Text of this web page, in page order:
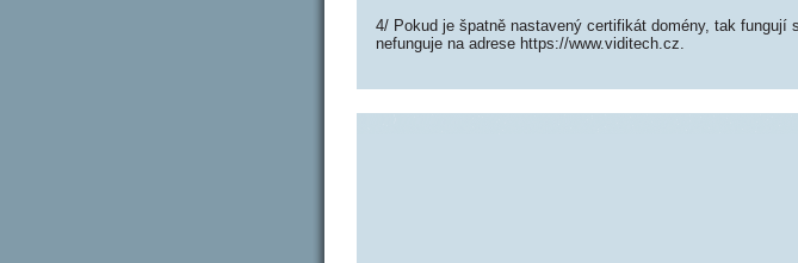
4/ Pokud je špatně nastavený certifikát domény, tak fungují
nefunguje na adrese https://www.viditech.cz.